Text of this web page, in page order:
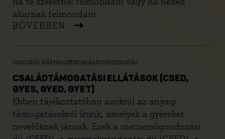
akarnak felmondani.
BŐVEBBEN
szociális ellátásoktársadalombiztosítás
CSALÁDTÁMOGATÁSI ELLÁTÁSOK (CSED,
GYES, GYED, GYET)
Ebben tájékoztatóban azokról az anyagi
támogatásokról írunk, amelyek a gyereket
nevelőknek járnak. Ezek a csecsemőgondozási